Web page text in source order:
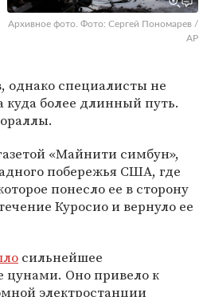
Архивное фото. Фото: Сергей Пономарев /
AP
однако специалисты не
более длинный путь.
«Майнити симбун»,
побережья США, где
понесло ее в сторону
Куросио и вернуло ее
сильнейшее
цунами. Оно привело к
электростанции